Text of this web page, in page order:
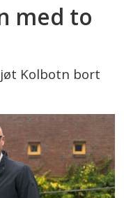
med to
Kolbotn bort